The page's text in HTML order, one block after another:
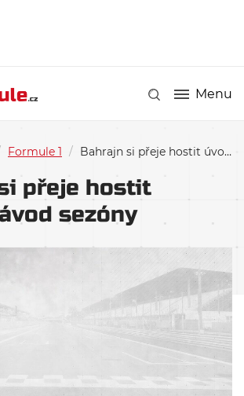
Menu
Formule 1 / Bahrajn si přeje hostit úvodní závod sezóny
přeje hostit
sezóny